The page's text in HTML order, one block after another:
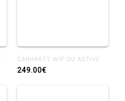
CARHARTT WIP OG ACTIVE JACKET WIP H BROWN / TOBACCO RIGID CARHARTT WIP OG ACTIVE JACKET BLACK STONE CANVAS
249.00€